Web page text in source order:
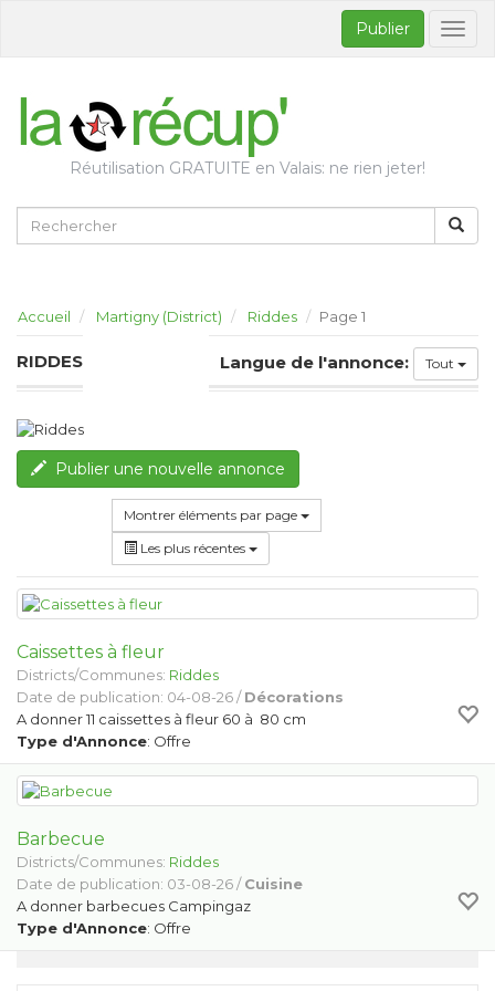
Publier
Réutilisation GRATUITE en Valais: ne rien jeter!
Accueil Martigny (District) Riddes Page 1
RIDDES Langue de l'annonce: Tout
Publier une nouvelle annonce
Montrer éléments par page
Les plus récentes
Caissettes à fleur
Districts/Communes: Riddes
Date de publication: 04-08-26 /Décorations
A donner 11 caissettes à fleur 60 à 80 cm
Type d'Annonce: Offre
Barbecue
Districts/Communes: Riddes
Date de publication: 03-08-26 /Cuisine
A donner barbecues Campingaz
Type d'Annonce: Offre